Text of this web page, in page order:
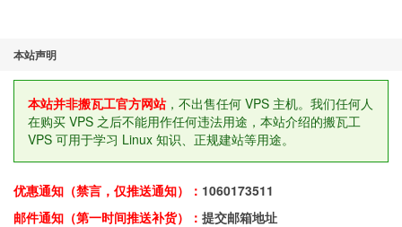
本站声明
本站并非搬瓦工官方网站，不出售任何 VPS 主机。我们任何人
在购买 VPS 之后不能用作任何违法用途，本站介绍的搬瓦工
VPS 可用于学习 Linux 知识、正规建站等用途。
优惠通知（禁言，仅推送通知）： 1060173511
邮件通知（第一时间推送补货）： 提交邮箱地址